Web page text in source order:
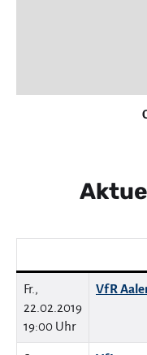
Fr.,
22.02.2019
19:00 Uhr
VfR